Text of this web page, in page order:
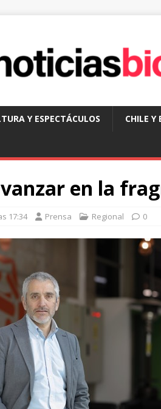
Y ESPECTÁCULOS CHILE Y
en la
17:34 Prensa Regional 0